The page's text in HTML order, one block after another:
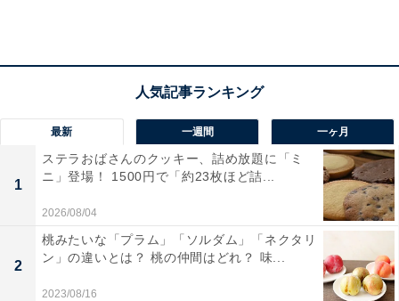
エントリー方法は？
「スターバックス福袋 2023」は全てオンラインでの抽選
販売なので、店舗販売はありません。公式ページでオン
ライン抽選にエントリーしましょう。Web会員サービス
「My Starbucks」の会員に登録していることが条件にな
ります。エントリーは1人につき1回で、エントリー後の
キャンセルはできません。
最新 一週間 一ヶ月
1
ステラおばさんのクッキー、詰め放題に「ミ
ニ」登場！ 1500円で「約23枚ほど詰...
2026/08/04
2
桃みたいな「プラム」「ソルダム」「ネクタリ
ン」の違いとは？ 桃の仲間はどれ？ 味...
2023/08/16